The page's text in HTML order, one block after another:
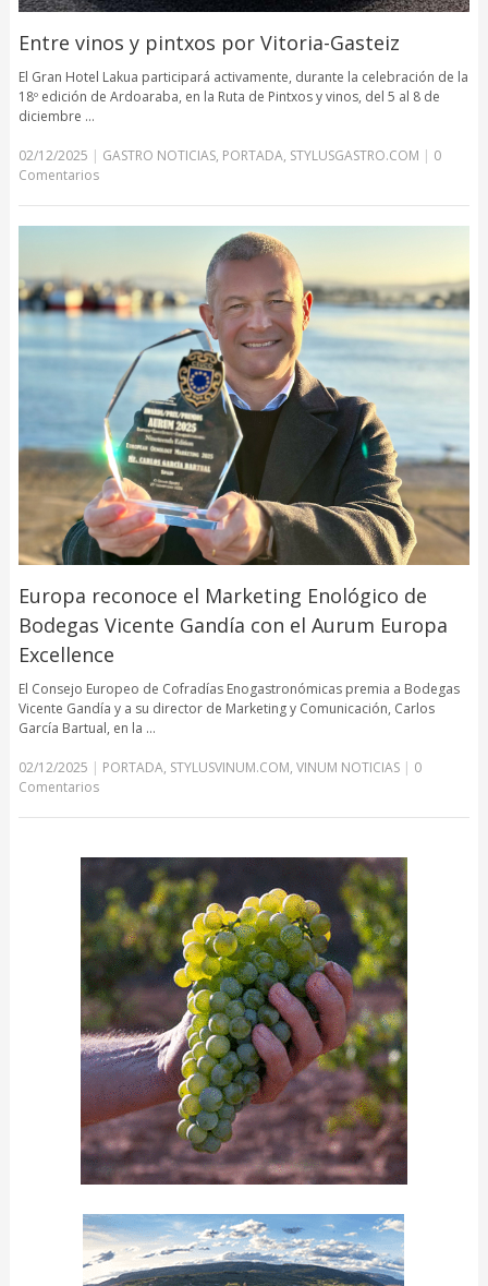
Entre vinos y pintxos por Vitoria-Gasteiz
El Gran Hotel Lakua participará activamente, durante la celebración de la
18º edición de Ardoaraba, en la Ruta de Pintxos y vinos, del 5 al 8 de
diciembre …
02/12/2025 | GASTRO NOTICIAS, PORTADA, STYLUSGASTRO.COM | 0
Comentarios
Europa reconoce el Marketing Enológico de
Bodegas Vicente Gandía con el Aurum Europa
Excellence
El Consejo Europeo de Cofradías Enogastronómicas premia a Bodegas
Vicente Gandía y a su director de Marketing y Comunicación, Carlos
García Bartual, en la …
02/12/2025 | PORTADA, STYLUSVINUM.COM, VINUM NOTICIAS | 0
Comentarios